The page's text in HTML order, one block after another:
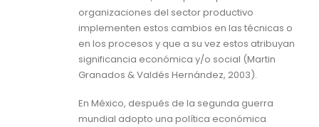
organizaciones del sector productivo
implementen estos cambios en las técnicas o
en los procesos y que a su vez estos atribuyan
significancia económica y/o social (Martin
Granados & Valdés Hernández, 2003).
En México, después de la segunda guerra
mundial adopto una política económica